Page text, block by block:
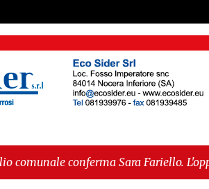
Sara Fariello. L'opposizione lascia
alla fase europea per l’IGP"